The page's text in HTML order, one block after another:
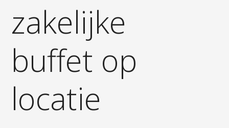
zakelijke
buffet op
locatie